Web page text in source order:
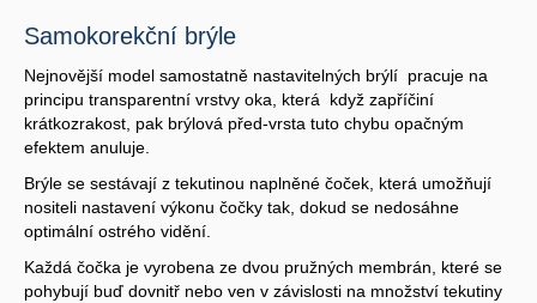
Samokorekční brýle
Nejnovější model samostatně nastavitelných brýlí pracuje na
principu transparentní vrstvy oka, která když zapříčiní
krátkozrakost, pak brýlová před-vrsta tuto chybu opačným
efektem anuluje.
Brýle se sestávají z tekutinou naplněné čoček, která umožňují
nositeli nastavení výkonu čočky tak, dokud se nedosáhne
optimální ostrého vidění.
Každá čočka je vyrobena ze dvou pružných membrán, které se
pohybují buď dovnitř nebo ven v závislosti na množství tekutiny